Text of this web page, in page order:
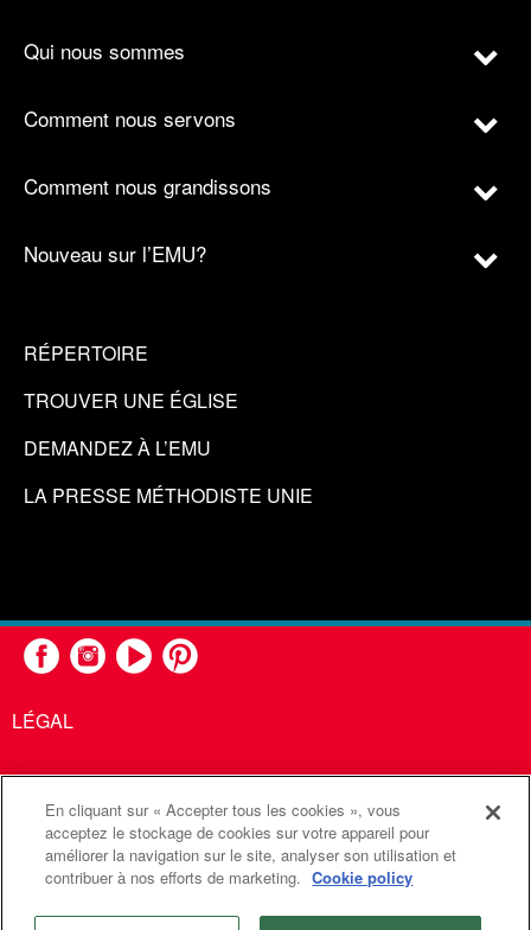
Qui nous sommes
Comment nous servons
Comment nous grandissons
Nouveau sur l’EMU?
RÉPERTOIRE
TROUVER UNE ÉGLISE
DEMANDEZ À L’EMU
LA PRESSE MÉTHODISTE UNIE
LÉGAL
United Methodist Communications est une agence de l'Église
Méthodiste Unie
Communications Méthodistes Unies. Tous droits
réservés
En cliquant sur « Accepter tous les cookies », vous
acceptez le stockage de cookies sur votre appareil pour
améliorer la navigation sur le site, analyser son utilisation et
contribuer à nos efforts de marketing. Cookie policy